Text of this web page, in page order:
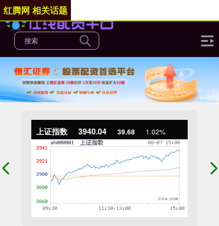
上证指数 3940.04 39.68 1.02%
红腾网 相关话题